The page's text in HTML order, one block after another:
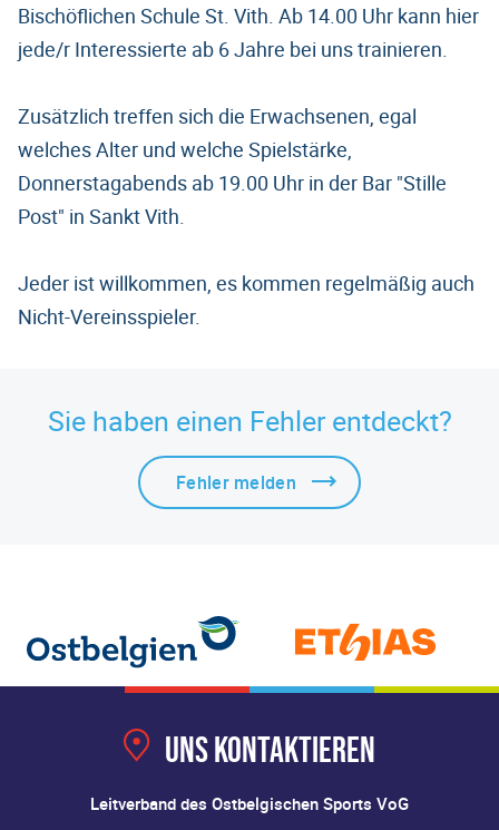
Bischöflichen Schule St. Vith. Ab 14.00 Uhr kann hier
jede/r Interessierte ab 6 Jahre bei uns trainieren.
Zusätzlich treffen sich die Erwachsenen, egal
welches Alter und welche Spielstärke,
Donnerstagabends ab 19.00 Uhr in der Bar "Stille
Post" in Sankt Vith.
Jeder ist willkommen, es kommen regelmäßig auch
Nicht-Vereinsspieler.
Sie haben einen Fehler entdeckt?
Fehler melden
Uns kontaktieren
Leitverband des Ostbelgischen Sports VoG